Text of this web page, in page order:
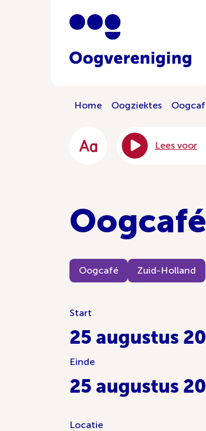
Home Oogziektes
Lees voor
Oogcafé Zuid-Holland
Start
25 augustus
Einde
25 augustus
Locatie